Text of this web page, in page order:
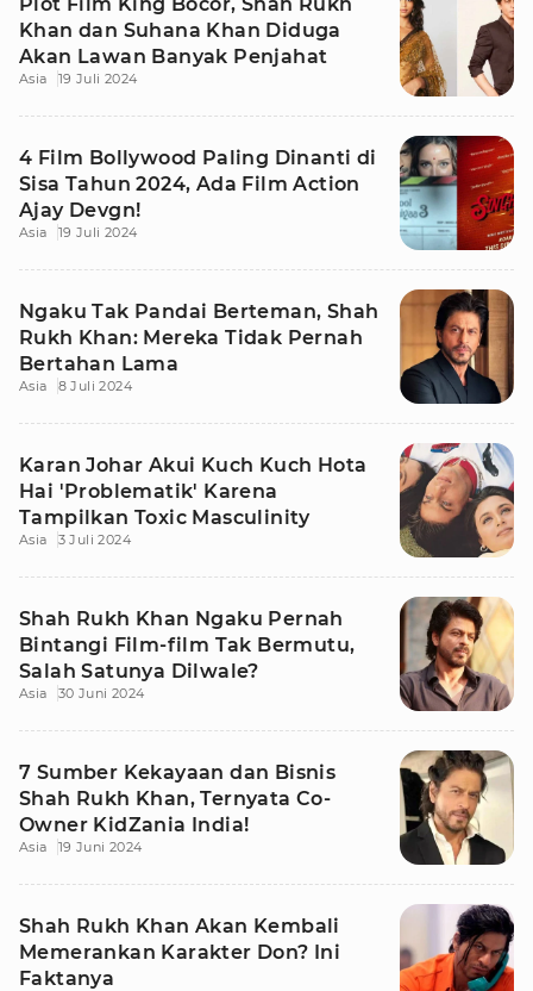
Khan dan Suhana Khan Diduga
Akan Lawan Banyak Penjahat
Asia 19 Juli 2024
4 Film Bollywood Paling Dinanti di
Sisa Tahun 2024, Ada Film Action
Ajay Devgn!
Asia 19 Juli 2024
Ngaku Tak Pandai Berteman, Shah
Rukh Khan: Mereka Tidak Pernah
Bertahan Lama
Asia 8 Juli 2024
Karan Johar Akui Kuch Kuch Hota
Hai 'Problematik' Karena
Tampilkan Toxic Masculinity
Asia 3 Juli 2024
Shah Rukh Khan Ngaku Pernah
Bintangi Film-film Tak Bermutu,
Salah Satunya Dilwale?
Asia 30 Juni 2024
7 Sumber Kekayaan dan Bisnis
Shah Rukh Khan, Ternyata Co-
Owner KidZania India!
Asia 19 Juni 2024
Shah Rukh Khan Akan Kembali
Memerankan Karakter Don? Ini
Faktanya